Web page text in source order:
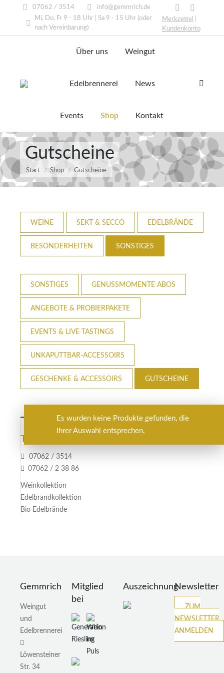
07062 / 3514
info@gemmrich.de
Mi, Do, Fr 9 - 18 Uhr | Sa 9 - 15 Uhr (oder
nach Vereinbarung)
page
window
page
window
Merkzettel
Kundenkonto
Über uns Weingut
Edelbrennerei News
Events Shop Kontakt
Search:
Gutscheine
Start Shop Gutscheine
WEINE SEKT & SECCO EDELBRÄNDE
BESONDERHEITEN SONSTIGES
SONSTIGES GENUSSMOMENTE ABOS
ANGEBOTE & PROBIERPAKETE
EVENTS & LIVE TASTINGS
UNKAPUTTBAR-ACCESSOIRS
GESCHENKE & ACCESSOIRS GUTSCHEINE
Es wurden keine Produkte gefunden, die
Ihrer Auswahl entsprechen.
Telefon- /Faxbestellung
07062 / 3514
07062 / 2 38 86
Weinkollektion
Edelbrandkollektion
Bio Edelbrände
Gemmrich
Weingut
und
Edelbrennerei
Löwensteiner
Str. 34
Mitglied
bei
AuszeichnungNewsletter
ZUM
NEWSLETTER
ANMELDEN